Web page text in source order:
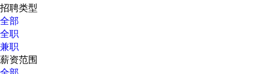
招聘类型
全部
全职
兼职
薪资范围